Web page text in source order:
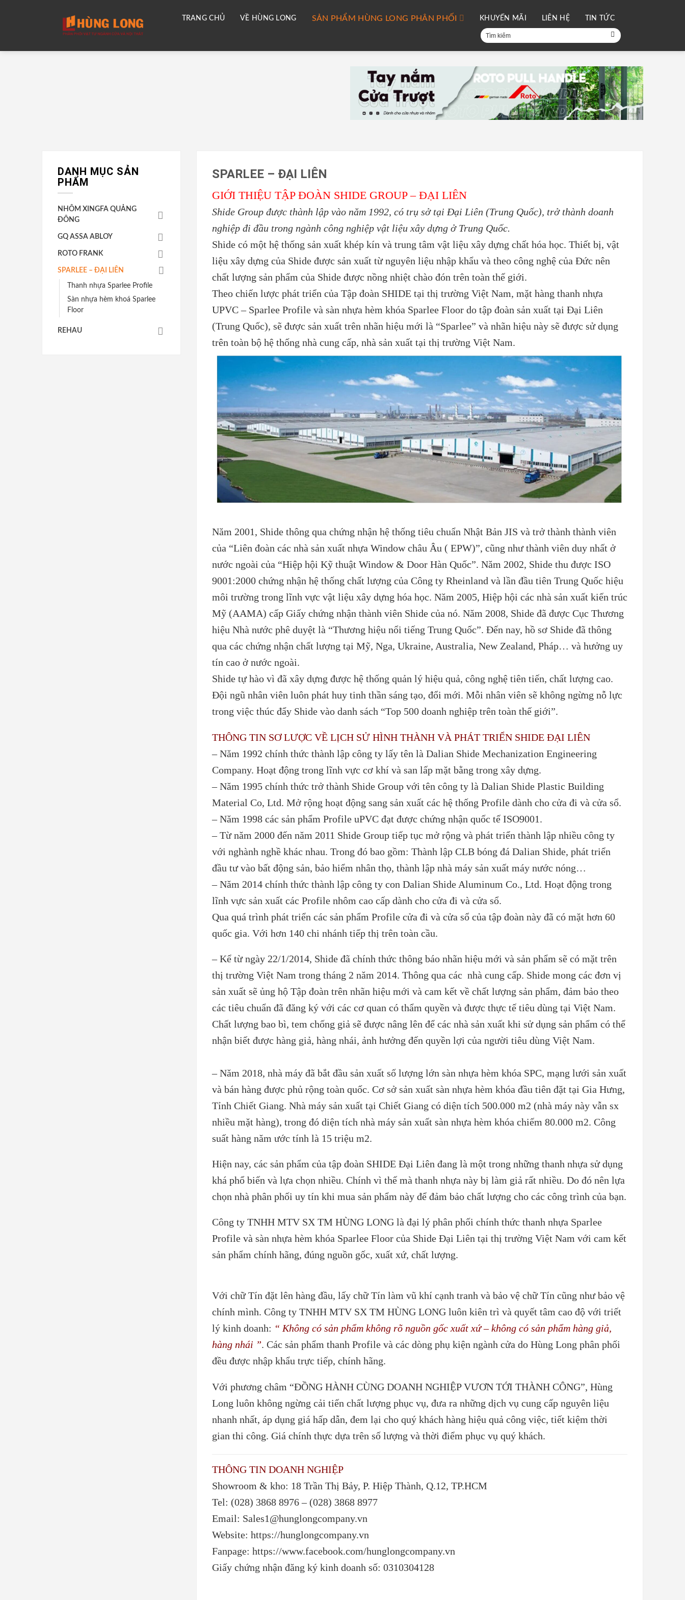
TRANG CHỦ VỀ HÙNG LONG SẢN PHẨM HÙNG LONG PHÂN PHỐI KHUYẾN MÃI LIÊN HỆ TIN TỨC
Tìm
kiếm:
DANH MỤC SẢN
PHẨM
NHÔM XINGFA QUẢNG
ĐÔNG
GQ ASSA ABLOY
ROTO FRANK
SPARLEE – ĐẠI LIÊN
Thanh nhựa Sparlee Profile
Sàn nhựa hèm khoá Sparlee
Floor
REHAU
SPARLEE – ĐẠI LIÊN
GIỚI THIỆU TẬP ĐOÀN SHIDE GROUP – ĐẠI LIÊN
Shide Group được thành lập vào năm 1992, có trụ sở tại Đại Liên (Trung Quốc), trở thành doanh
nghiệp đi đầu trong ngành công nghiệp vật liệu xây dựng ở Trung Quốc.
Shide có một hệ thống sản xuất khép kín và trung tâm vật liệu xây dựng chất hóa học. Thiết bị, vật
liệu xây dựng của Shide được sản xuất từ nguyên liệu nhập khẩu và theo công nghệ của Đức nên
chất lượng sản phẩm của Shide được nồng nhiệt chào đón trên toàn thế giới.
Theo chiến lược phát triển của Tập đoàn SHIDE tại thị trường Việt Nam, mặt hàng thanh nhựa
UPVC – Sparlee Profile và sàn nhựa hèm khóa Sparlee Floor do tập đoàn sản xuất tại Đại Liên
(Trung Quốc), sẽ được sản xuất trên nhãn hiệu mới là “Sparlee” và nhãn hiệu này sẽ được sử dụng
trên toàn bộ hệ thống nhà cung cấp, nhà sản xuất tại thị trường Việt Nam.
Năm 2001, Shide thông qua chứng nhận hệ thống tiêu chuẩn Nhật Bản JIS và trở thành thành viên
của “Liên đoàn các nhà sản xuất nhựa Window châu Âu ( EPW)”, cũng như thành viên duy nhất ở
nước ngoài của “Hiệp hội Kỹ thuật Window & Door Hàn Quốc”. Năm 2002, Shide thu được ISO
9001:2000 chứng nhận hệ thống chất lượng của Công ty Rheinland và lần đầu tiên Trung Quốc hiệu
môi trường trong lĩnh vực vật liệu xây dựng hóa học. Năm 2005, Hiệp hội các nhà sản xuất kiến trúc
Mỹ (AAMA) cấp Giấy chứng nhận thành viên Shide của nó. Năm 2008, Shide đã được Cục Thương
hiệu Nhà nước phê duyệt là “Thương hiệu nổi tiếng Trung Quốc”. Đến nay, hồ sơ Shide đã thông
qua các chứng nhận chất lượng tại Mỹ, Nga, Ukraine, Australia, New Zealand, Pháp… và hưởng uy
tín cao ở nước ngoài.
Shide tự hào vì đã xây dựng được hệ thống quản lý hiệu quả, công nghệ tiên tiến, chất lượng cao.
Đội ngũ nhân viên luôn phát huy tinh thần sáng tạo, đổi mới. Mỗi nhân viên sẽ không ngừng nỗ lực
trong việc thúc đẩy Shide vào danh sách “Top 500 doanh nghiệp trên toàn thế giới”.
THÔNG TIN SƠ LƯỢC VỀ LỊCH SỬ HÌNH THÀNH VÀ PHÁT TRIỂN SHIDE ĐẠI LIÊN
– Năm 1992 chính thức thành lập công ty lấy tên là Dalian Shide Mechanization Engineering
Company. Hoạt động trong lĩnh vực cơ khí và san lấp mặt bằng trong xây dựng.
– Năm 1995 chính thức trở thành Shide Group với tên công ty là Dalian Shide Plastic Building
Material Co, Ltd. Mở rộng hoạt động sang sản xuất các hệ thống Profile dành cho cửa đi và cửa sổ.
– Năm 1998 các sản phẩm Profile uPVC đạt được chứng nhận quốc tế ISO9001.
– Từ năm 2000 đến năm 2011 Shide Group tiếp tục mở rộng và phát triển thành lập nhiều công ty
với nghành nghề khác nhau. Trong đó bao gồm: Thành lập CLB bóng đá Dalian Shide, phát triển
đầu tư vào bất động sản, bảo hiểm nhân thọ, thành lập nhà máy sản xuất máy nước nóng…
– Năm 2014 chính thức thành lập công ty con Dalian Shide Aluminum Co., Ltd. Hoạt động trong
lĩnh vực sản xuất các Profile nhôm cao cấp dành cho cửa đi và cửa sổ.
Qua quá trình phát triển các sản phẩm Profile cửa đi và cửa sổ của tập đoàn này đã có mặt hơn 60
quốc gia. Với hơn 140 chi nhánh tiếp thị trên toàn cầu.
– Kể từ ngày 22/1/2014, Shide đã chính thức thông báo nhãn hiệu mới và sản phẩm sẽ có mặt trên
thị trường Việt Nam trong tháng 2 năm 2014. Thông qua các nhà cung cấp. Shide mong các đơn vị
sản xuất sẽ ủng hộ Tập đoàn trên nhãn hiệu mới và cam kết về chất lượng sản phẩm, đảm bảo theo
các tiêu chuẩn đã đăng ký với các cơ quan có thẩm quyền và được thực tế tiêu dùng tại Việt Nam.
Chất lượng bao bì, tem chống giả sẽ được nâng lên để các nhà sản xuất khi sử dụng sản phẩm có thể
nhận biết được hàng giả, hàng nhái, ảnh hưởng đến quyền lợi của người tiêu dùng Việt Nam.
– Năm 2018, nhà máy đã bắt đầu sản xuất số lượng lớn sàn nhựa hèm khóa SPC, mạng lưới sản xuất
và bán hàng được phủ rộng toàn quốc. Cơ sở sản xuất sàn nhựa hèm khóa đầu tiên đặt tại Gia Hưng,
Tỉnh Chiết Giang. Nhà máy sản xuất tại Chiết Giang có diện tích 500.000 m2 (nhà máy này vẫn sx
nhiều mặt hàng), trong đó diện tích nhà máy sản xuất sàn nhựa hèm khóa chiếm 80.000 m2. Công
suất hàng năm ước tính là 15 triệu m2.
Hiện nay, các sản phẩm của tập đoàn SHIDE Đại Liên đang là một trong những thanh nhựa sử dụng
khá phổ biến và lựa chọn nhiều. Chính vì thế mà thanh nhựa này bị làm giả rất nhiều. Do đó nên lựa
chọn nhà phân phối uy tín khi mua sản phẩm này để đảm bảo chất lượng cho các công trình của bạn.
Công ty TNHH MTV SX TM HÙNG LONG là đại lý phân phối chính thức thanh nhựa Sparlee
Profile và sàn nhựa hèm khóa Sparlee Floor của Shide Đại Liên tại thị trường Việt Nam với cam kết
sản phẩm chính hãng, đúng nguồn gốc, xuất xứ, chất lượng.
Với chữ Tín đặt lên hàng đầu, lấy chữ Tín làm vũ khí cạnh tranh và bảo vệ chữ Tín cũng như bảo vệ
chính mình. Công ty TNHH MTV SX TM HÙNG LONG luôn kiên trì và quyết tâm cao độ với triết
lý kinh doanh: “ Không có sản phẩm không rõ nguồn gốc xuất xứ – không có sản phẩm hàng giả,
hàng nhái ”. Các sản phẩm thanh Profile và các dòng phụ kiện ngành cửa do Hùng Long phân phối
đều được nhập khẩu trực tiếp, chính hãng.
Với phương châm “ĐỒNG HÀNH CÙNG DOANH NGHIỆP VƯƠN TỚI THÀNH CÔNG”, Hùng
Long luôn không ngừng cải tiến chất lượng phục vụ, đưa ra những dịch vụ cung cấp nguyên liệu
nhanh nhất, áp dụng giá hấp dẫn, đem lại cho quý khách hàng hiệu quả công việc, tiết kiệm thời
gian thi công. Giá chính thực dựa trên số lượng và thời điểm phục vụ quý khách.
THÔNG TIN DOANH NGHIỆP
Showroom & kho: 18 Trần Thị Bảy, P. Hiệp Thành, Q.12, TP.HCM
Tel: (028) 3868 8976 – (028) 3868 8977
Email: Sales1@hunglongcompany.vn
Website: https://hunglongcompany.vn
Fanpage: https://www.facebook.com/hunglongcompany.vn
Giấy chứng nhận đăng ký kinh doanh số: 0310304128